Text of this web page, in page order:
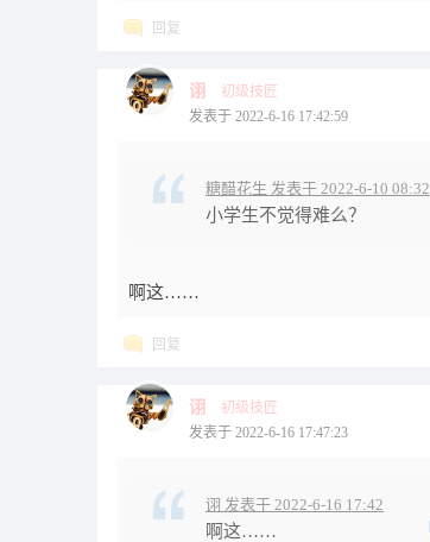
回复
诩
初级技匠
发表于 2022-6-16 17:42:59
糖醋花生 发表于 2022-6-10 08:32
小学生不觉得难么？
啊这……
回复
诩
初级技匠
发表于 2022-6-16 17:47:23
诩 发表于 2022-6-16 17:42
啊这……